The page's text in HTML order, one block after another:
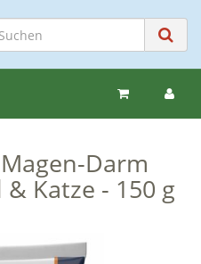
Darm
Katze - 150 g